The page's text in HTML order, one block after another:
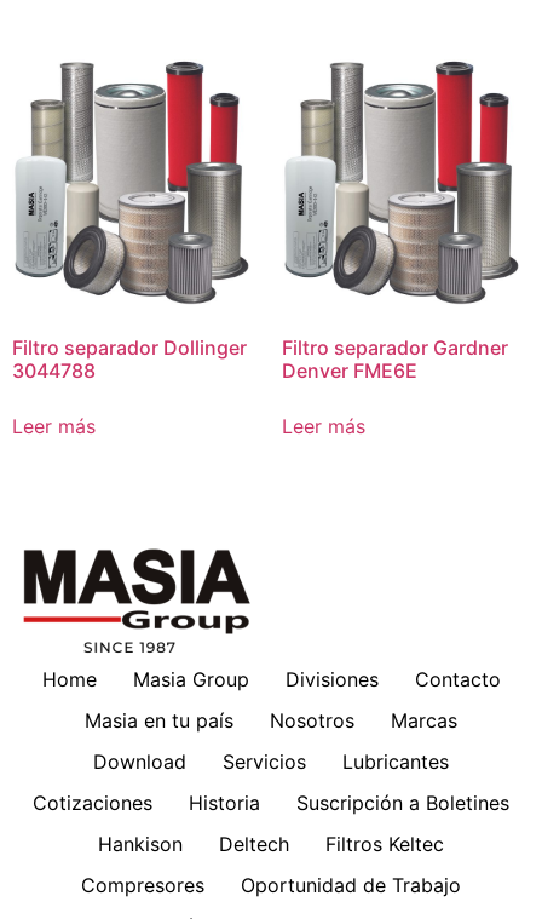
Filtro separador Dollinger
3044788
Leer más
Filtro separador Gardner
Denver FME6E
Leer más
Home Masia Group Divisiones
Contacto
Masia en tu país
Nosotros
Marcas
Download
Servicios
Lubricantes
Cotizaciones
Historia
Suscripción a Boletines
Hankison
Deltech
Filtros Keltec
Compresores
Oportunidad de Trabajo